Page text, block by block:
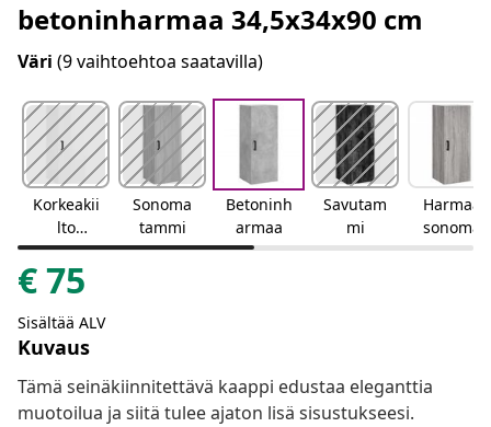
betoninharmaa 34,5x34x90 cm
Väri (9 vaihtoehtoa saatavilla)
Korkeakii
lto
valkoinen
Sonoma
tammi
Betoninh
armaa
Savutam
mi
Harmaa
sonoma
€75
Sisältää ALV
Kuvaus
Tämä seinäkiinnitettävä kaappi edustaa eleganttia
muotoilua ja siitä tulee ajaton lisä sisustukseesi.